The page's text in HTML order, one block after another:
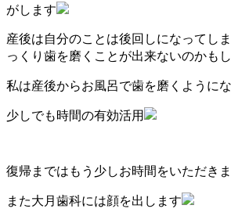
がします
産後は自分のことは後回しになってし
っくり歯を磨くことが出来ないのかも
私は産後からお風呂で歯を磨くように
少しでも時間の有効活用
復帰まではもう少しお時間をいただき
また大月歯科には顔を出します